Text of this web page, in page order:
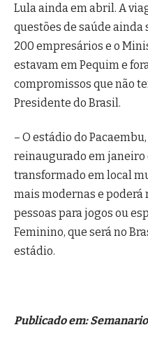
Lula ainda em abril. A
questões de saúde ainda
200 empresários e o
estavam em Pequim e
compromissos que não
Presidente do Brasil.
– O estádio do
reinaugurado em janeiro
transformado em local
mais modernas e
pessoas para jogos ou
Feminino, que será no
estádio.
Publicado em: